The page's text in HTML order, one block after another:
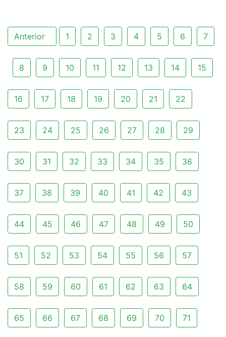
Anterior 1 2 3 4 5 6 7
8 9 10 11 12 13 14 15
16 17 18 19 20 21 22
23 24 25 26 27 28 29
30 31 32 33 34 35 36
37 38 39 40 41 42 43
44 45 46 47 48 49 50
51 52 53 54 55 56 57
58 59 60 61 62 63 64
65 66 67 68 69 70 71